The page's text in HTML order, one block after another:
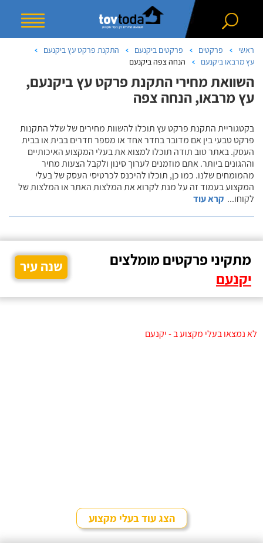
ראשי פרקטים פרקטים ביקנעם
התקנת פרקט עץ ביקנעם
עץ מרבאו ביקנעם
הנחה צפה ביקנעם
השוואת מחירי התקנת פרקט עץ ביקנעם,
עץ מרבאו, הנחה צפה
בקטגוריית התקנת פרקט עץ תוכלו להשוות מחירים של שלל התקנות
פרקט טבעי בין אם מדובר בחדר אחד או מספר חדרים בבית או בבית
העסק. באתר טוב תודה תוכלו למצוא את בעלי המקצוע האיכותיים
וההגונים ביותר. אתם מוזמנים לערוך סינון ולקבל הצעות מחיר
מהמומחים שלנו. כמו כן, תוכלו להיכנס לכרטיסי העסק של בעלי
המקצוע בעמוד זה על מנת לקרוא את המלצות האתר או המלצות של
לקוחו... קרא עוד
מתקיני פרקטים מומלצים
יקנעם
שנה עיר
לא נמצאו בעלי מקצוע ב - יקנעם
הצג עוד בעלי מקצוע